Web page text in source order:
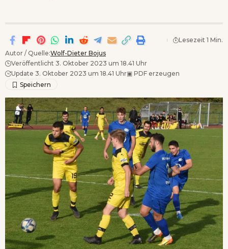
Autor / Quelle:Wolf-Dieter Bojus
Veröffentlicht 3. Oktober 2023 um 18.41 Uhr
Update 3. Oktober 2023 um 18.41 Uhr▣ PDF erzeugen
Lesezeit 1 Min.